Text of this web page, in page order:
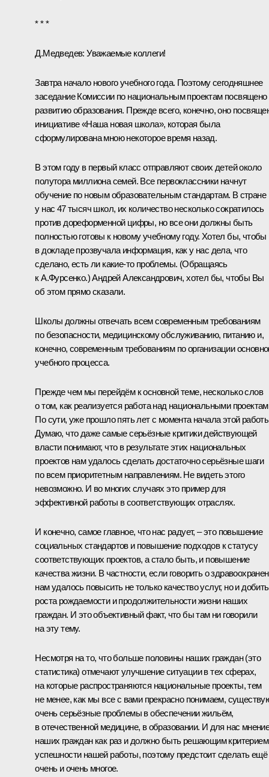
* * *
Д.Медведев:Уважаемые коллеги!
Завтра начало нового учебного года. Поэтому сегодняшнее
заседание Комиссии по национальным проектам посвящено
развитию образования. Прежде всего, конечно, оно
инициативе «Наша новая школа», которая была
сформулирована мною некоторое время назад.
В этом году в первый класс отправляют своих детей около
полутора миллиона семей. Все первоклассники начнут
обучение по новым образовательным стандартам. В стране
у нас 47 тысяч школ, их количество несколько сократилось
против дореформенной цифры, но все они должны быть
полностью готовы к новому учебному году. Хотел бы, чтобы
в докладе прозвучала информация, как у нас дела, что
сделано, есть ли какие‑то проблемы. (Обращаясь
к А.Фурсенко.)Андрей Александрович, хотел бы, чтобы Вы
об этом прямо сказали.
Школы должны отвечать всем современным требованиям
по безопасности, медицинскому обслуживанию, питанию и,
конечно, современным требованиям по организации
учебного процесса.
Прежде чем мы перейдём к основной теме, несколько слов
о том, как реализуется работа над национальными
По сути, уже прошло пять лет с момента начала этой
Думаю, что даже самые серьёзные критики действующей
власти понимают, что в результате этих национальных
проектов нам удалось сделать достаточно серьёзные шаги
по всем приоритетным направлениям. Не видеть этого
невозможно. И во многих случаях это пример для
эффективной работы в соответствующих отраслях.
И конечно, самое главное, что нас радует, – это повышение
социальных стандартов и повышение подходов к статусу
соответствующих проектов, а стало быть, и повышение
качества жизни. В частности, если говорить о
нам удалось повысить не только качество услуг, но и
роста рождаемости и продолжительности жизни наших
граждан. И это объективный факт, что бы там ни говорили
на эту тему.
Несмотря на то, что больше половины наших граждан (это
статистика) отмечают улучшение ситуации в тех сферах,
на которые распространяются национальные проекты, тем
не менее, как мы все с вами прекрасно понимаем,
очень серьёзные проблемы в обеспечении жильём,
в отечественной медицине, в образовании. И для нас
наших граждан как раз и должно быть решающим критерием
успешности нашей работы, поэтому предстоит сделать ещё
очень и очень многое.